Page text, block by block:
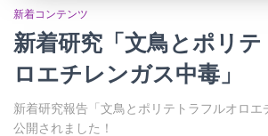
新着コンテンツ
新着研究「文鳥とポリ
ロエチレンガス中毒」
新着研究報告「文鳥とポリテトラフルオロエ
公開されました！